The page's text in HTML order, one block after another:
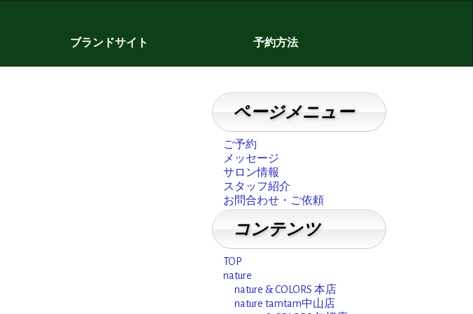
ブランドサイト 予約方法
ページメニュー
ご予約
メッセージ
サロン情報
スタッフ紹介
お問合わせ・ご依頼
コンテンツ
TOP
nature
nature & COLORS 本店
nature tamtam中山店